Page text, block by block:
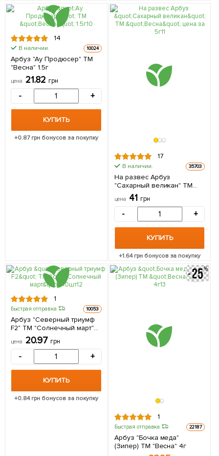
14
В наличии. 10024
Арбуз "Ау Продюсер" ТМ
"Весна" 1.5г
цена 21.82 грн
- +
КУПИТЬ
+0.87грн бонусов за покупку
17
В наличии. 35703
На развес Арбуз
"Сахарный великан" ТМ
"Весна" цена за 5г
цена 41 грн
- +
КУПИТЬ
+1.64грн бонусов за покупку
1
Быстрая отправка 10053
Арбуз "Северный триумф
F2" ТМ "Солнечный март"
цена 20.97 грн
- +
КУПИТЬ
+0.84грн бонусов за покупку
1
Быстрая отправка 22187
Арбуз "Бочка меда"
(Зипер) ТМ "Весна" 4г